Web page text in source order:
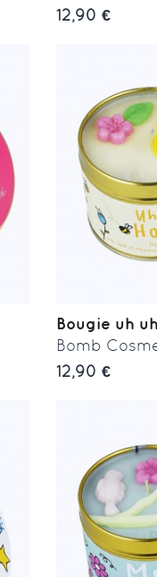
12,90 €
Bougie uh
Bomb
12,90 €